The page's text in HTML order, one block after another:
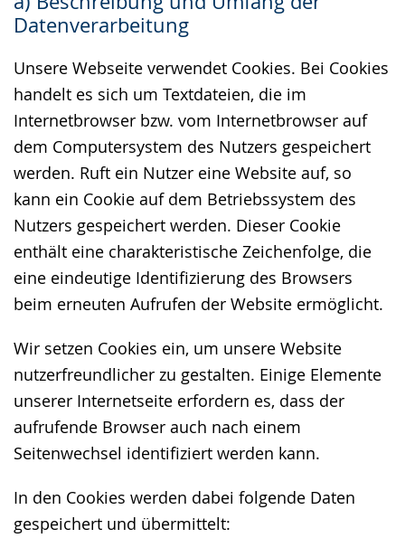
Datenverarbeitung
Unsere Webseite verwendet Cookies. Bei Cookies
handelt es sich um Textdateien, die im
Internetbrowser bzw. vom Internetbrowser auf
dem Computersystem des Nutzers gespeichert
werden. Ruft ein Nutzer eine Website auf, so
kann ein Cookie auf dem Betriebssystem des
Nutzers gespeichert werden. Dieser Cookie
enthält eine charakteristische Zeichenfolge, die
eine eindeutige Identifizierung des Browsers
beim erneuten Aufrufen der Website ermöglicht.
Wir setzen Cookies ein, um unsere Website
nutzerfreundlicher zu gestalten. Einige Elemente
unserer Internetseite erfordern es, dass der
aufrufende Browser auch nach einem
Seitenwechsel identifiziert werden kann.
In den Cookies werden dabei folgende Daten
gespeichert und übermittelt:
wechseln.
Deutscher
wird
angezeigt.